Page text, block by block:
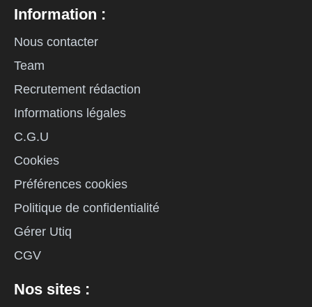
Information :
Nous contacter
Team
Recrutement rédaction
Informations légales
C.G.U
Cookies
Préférences cookies
Politique de confidentialité
Gérer Utiq
CGV
Nos sites :